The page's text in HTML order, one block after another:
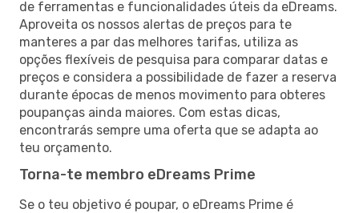
de ferramentas e funcionalidades úteis da eDreams.
Aproveita os nossos alertas de preços para te
manteres a par das melhores tarifas, utiliza as
opções flexíveis de pesquisa para comparar datas e
preços e considera a possibilidade de fazer a reserva
durante épocas de menos movimento para obteres
poupanças ainda maiores. Com estas dicas,
encontrarás sempre uma oferta que se adapta ao
teu orçamento.
Torna-te membro eDreams Prime
Se o teu objetivo é poupar, o eDreams Prime é